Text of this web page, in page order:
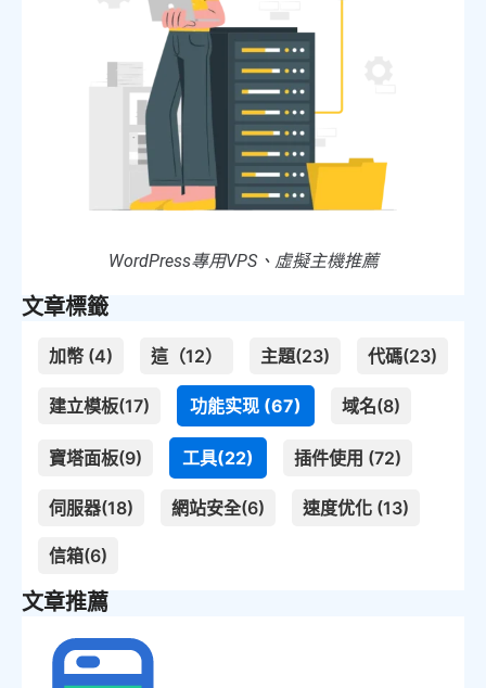
WordPress專用VPS、虛擬主機推薦
文章標籤
加幣 (4) 這（12） 主題(23) 代碼(23)
建立模板(17) 功能实现 (67) 域名(8)
寶塔面板(9) 工具(22) 插件使用 (72)
伺服器(18) 網站安全(6) 速度优化 (13)
信箱(6)
文章推薦